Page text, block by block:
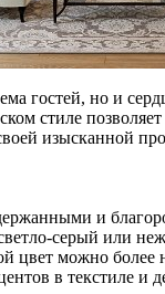
гостей, но и
стиле
изысканной
и
серый или
цвет можно
в текстиле и